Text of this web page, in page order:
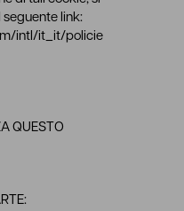
seguente link:
intl/it_it/policie
QUESTO